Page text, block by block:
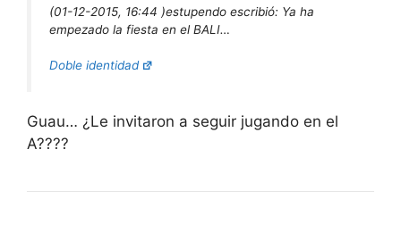
(01-12-2015, 16:44 )estupendo escribió: Ya ha
empezado la fiesta en el BALI…
Doble identidad
Guau… ¿Le invitaron a seguir jugando en el
A????